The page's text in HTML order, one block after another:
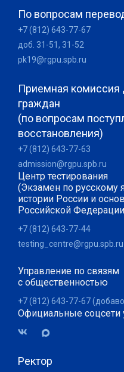
По вопросам
+7 (812) 643-77-67
доб. 31-51, 31-52
pk19@rgpu.spb.ru
Приемная комиссия
граждан
(по вопросам
восстановления)
+7 (812) 643-77-63
admission@rgpu.spb.ru
Центр тестирования
(Экзамен по русскому
истории России и
Российской
+7 (812) 643-77-44
testing_centre@rgpu.spb.ru
Управление по связям
с общественностью
+7 (812) 643-77-67
Официальные соцсети
Ректор